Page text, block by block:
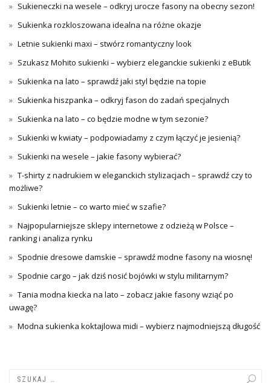
Sukieneczki na wesele – odkryj urocze fasony na obecny sezon!
Sukienka rozkloszowana idealna na różne okazje
Letnie sukienki maxi – stwórz romantyczny look
Szukasz Mohito sukienki – wybierz eleganckie sukienki z eButik
Sukienka na lato – sprawdź jaki styl będzie na topie
Sukienka hiszpanka – odkryj fason do zadań specjalnych
Sukienka na lato – co będzie modne w tym sezonie?
Sukienki w kwiaty – podpowiadamy z czym łączyć je jesienią?
Sukienki na wesele – jakie fasony wybierać?
T-shirty z nadrukiem w eleganckich stylizacjach – sprawdź czy to
możliwe?
Sukienki letnie – co warto mieć w szafie?
Najpopularniejsze sklepy internetowe z odzieżą w Polsce –
ranking i analiza rynku
Spodnie dresowe damskie – sprawdź modne fasony na wiosnę!
Spodnie cargo – jak dziś nosić bojówki w stylu militarnym?
Tania modna kiecka na lato – zobacz jakie fasony wziąć po
uwagę?
Modna sukienka koktajlowa midi – wybierz najmodniejszą długość